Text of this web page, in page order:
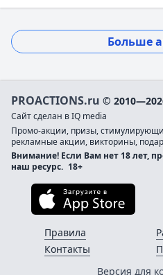
Больше
PROACTIONS.ru ©
Сайт сделан в IQ media
Промо-акции, призы,
рекламные акции, викторины,
Внимание! Если Вам нет 18 лет,
наш ресурс. 18+
Правила
Контакты
Версия для